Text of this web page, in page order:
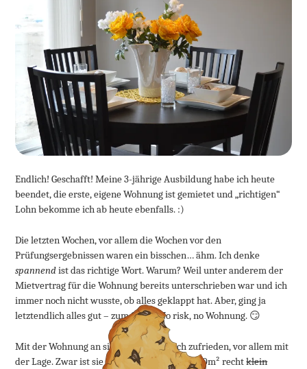
Endlich! Geschafft! Meine 3-jährige Ausbildung habe ich heute
beendet, die erste, eigene Wohnung ist gemietet und „richtigen“
Lohn bekomme ich ab heute ebenfalls. :)
Die letzten Wochen, vor allem die Wochen vor den
Prüfungsergebnissen waren ein bisschen… ähm. Ich denke
spannendist das richtige Wort. Warum? Weil unter anderem der
Mietvertrag für die Wohnung bereits unterschrieben war und ich
immer noch nicht wusste, ob alles geklappt hat. Aber, ging ja
letztendlich alles gut – zum Glück! No risk, no Wohnung. 😏
Mit der Wohnung an sich bin ich ziemlich zufrieden, vor allem mit
der Lage. Zwar ist sie mit ein bisschen über 50m² rechtklein